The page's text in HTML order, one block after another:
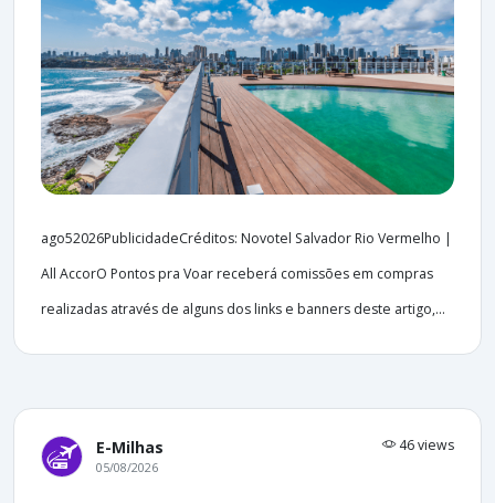
ago52026PublicidadeCréditos: Novotel Salvador Rio Vermelho |
All AccorO Pontos pra Voar receberá comissões em compras
realizadas através de alguns dos links e banners deste artigo,...
E-Milhas 46 views
05/08/2026